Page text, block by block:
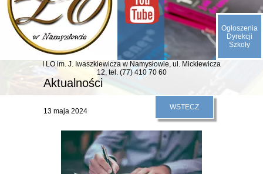
Aktualności
WSTECZ
13 maja 2024
Kontakt Rodzice
E-SZKOŁA
Fotogaleria archiwaliów
Kalendarium 1945-2025
Animacje (liczby, daty)
Odliczamy dni do zjazdu
Ogłoszenia
Dyrekcji
Szkoły
I LO im. J. Iwaszkiewicza w Namysłowie, ul. Mickiewicza
12, tel. (77) 410 70 60